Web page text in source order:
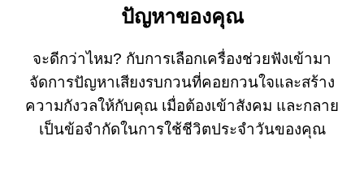
ปัญหาของคุณ
จะดีกว่าไหม? กับการเลือกเครื่องช่วยฟังเข้ามา
จัดการปัญหาเสียงรบกวนที่คอยกวนใจและสร้าง
ความกังวลให้กับคุณ เมื่อต้องเข้าสังคม และกลาย
เป็นข้อจำกัดในการใช้ชีวิตประจำวันของคุณ